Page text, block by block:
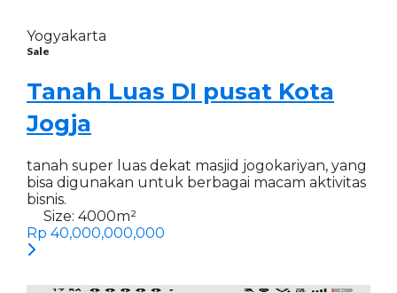
Yogyakarta
Sale
Tanah Luas DI pusat Kota
Jogja
tanah super luas dekat masjid jogokariyan, yang
bisa digunakan untuk berbagai macam aktivitas
bisnis.
Size: 4000m²
Rp 40,000,000,000